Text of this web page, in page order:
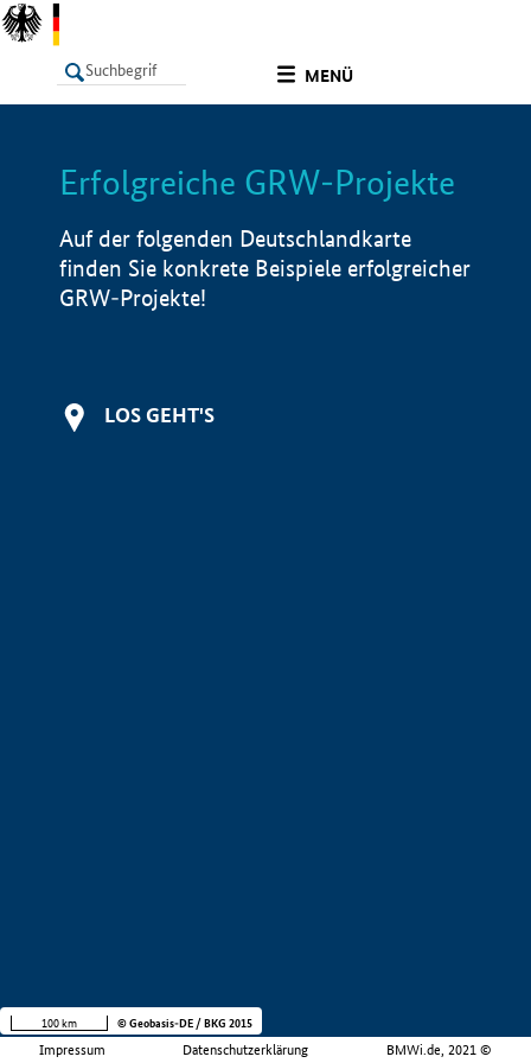
MENÜ
LISTE Info
Erfolgreiche GRW-Projekte
Auf der folgenden Deutschlandkarte
finden Sie konkrete Beispiele erfolgreicher
GRW-Projekte!
LOS GEHT'S
Impressum Datenschutzerklärung BMWi.de, 2021 ©
100 km © Geobasis-DE / BKG 2015